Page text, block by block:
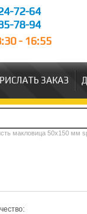
72-64
78-94
- 16:55
ЗАКАЗ
макловица 50х150 мм